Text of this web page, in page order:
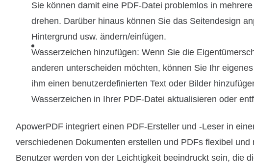
Sie können damit eine PDF-Datei problemlos in
drehen. Darüber hinaus können Sie das Seitendesign
Hintergrund usw. ändern/einfügen.
Wasserzeichen hinzufügen: Wenn Sie die
anderen unterscheiden möchten, können Sie Ihr
ihm einen benutzerdefinierten Text oder Bilder
Wasserzeichen in Ihrer PDF-Datei aktualisieren oder
ApowerPDF integriert einen PDF-Ersteller und -Leser in
verschiedenen Dokumenten erstellen und PDFs flexibel
Benutzer werden von der Leichtigkeit beeindruckt sein, die